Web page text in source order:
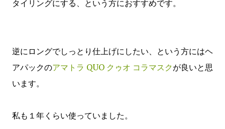
タイリングにする、という方におすすめです。
逆にロングでしっとり仕上げにしたい、という方にはヘ
アパックのアマトラ QUO クゥオ コラマスクが良いと思
います。
私も１年くらい使っていました。